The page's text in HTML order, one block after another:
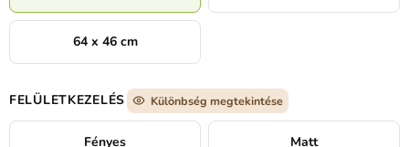
64 x 46 cm
FELÜLETKEZELÉS Különbség megtekintése
Fényes Matt